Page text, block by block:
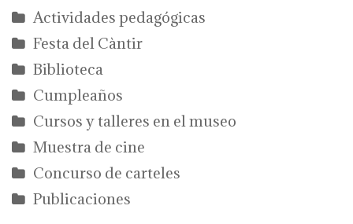
Actividades pedagógicas
Festa del Càntir
Biblioteca
Cumpleaños
Cursos y talleres en el museo
Muestra de cine
Concurso de carteles
Publicaciones